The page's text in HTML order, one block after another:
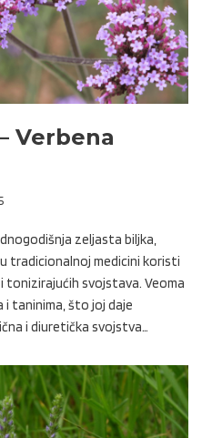
Verbena
zeljasta biljka,
tradicionalnoj medicini koristi
tonizirajućih svojstava. Veoma
i taninima, što joj daje
i diuretička svojstva…